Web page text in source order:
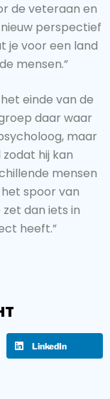
de veteraan en
perspectief
je voor een land
mensen.”
einde van de
daar waar
maar
hij kan
mensen
spoor van
dan iets in
heeft.”
LinkedIn